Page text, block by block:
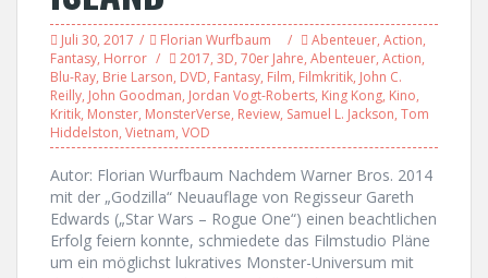
Juli 30, 2017 Florian Wurfbaum Abenteuer, Action,
Fantasy, Horror 2017, 3D, 70er Jahre, Abenteuer, Action,
Blu-Ray, Brie Larson, DVD, Fantasy, Film, Filmkritik, John C.
Reilly, John Goodman, Jordan Vogt-Roberts, King Kong, Kino,
Kritik, Monster, MonsterVerse, Review, Samuel L. Jackson, Tom
Hiddelston, Vietnam, VOD
Autor: Florian Wurfbaum Nachdem Warner Bros. 2014
mit der „Godzilla“ Neuauflage von Regisseur Gareth
Edwards („Star Wars – Rogue One“) einen beachtlichen
Erfolg feiern konnte, schmiedete das Filmstudio Pläne
um ein möglichst lukratives Monster-Universum mit